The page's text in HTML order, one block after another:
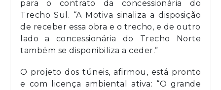
para o contrato da concessionária do
Trecho Sul. “A Motiva sinaliza a disposição
de receber essa obra e o trecho, e de outro
lado a concessionária do Trecho Norte
também se disponibiliza a ceder.”
O projeto dos túneis, afirmou, está pronto
e com licença ambiental ativa: “O grande